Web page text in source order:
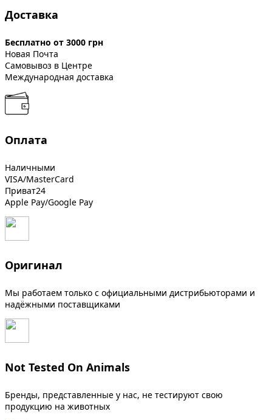
Доставка
Бесплатно от 3000 грн
Новая Почта
Самовывоз в Центре
Международная доставка
Оплата
Наличными
VISA/MasterCard
Приват24
Apple Pay/Google Pay
Оригинал
Мы работаем только с официальными дистрибьюторами и
надёжными поставщиками
Not Tested On Animals
Бренды, представленные у нас, не тестируют свою
продукцию на животных